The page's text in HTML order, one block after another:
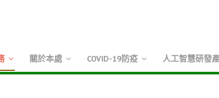
關於本處 COVID-19防疫 人工智慧研發